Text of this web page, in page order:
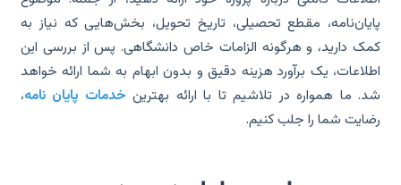
مقطع تحصیلی، تاریخ تحویل، بخش‌هایی که نیاز به
دارید، و هرگونه الزامات خاص دانشگاهی. پس از بررسی این
یک برآورد هزینه دقیق و بدون ابهام به شما ارائه خواهد
ما همواره در تلاشیم تا با ارائه بهترینخدمات پایان نامه
شما را جلب کنیم.